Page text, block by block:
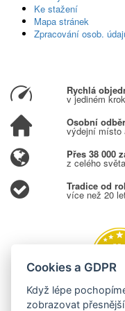
Ke stažení
Mapa stránek
Zpracování osob.
Rychlá
v jediném
Osobní odběr
výdejní místo
Přes 38 000
z celého světa
Tradice od
více než 20
Cookies a GDPR
Když lépe
zobrazovat